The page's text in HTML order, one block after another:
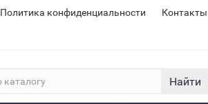
Политика конфиденциальности Контакты
Найти